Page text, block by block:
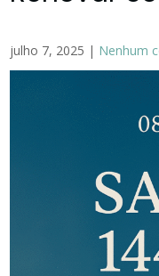
julho 7, 2025 | Nenhum